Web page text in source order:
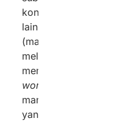
kontraktor
lain
(makelar),
melainkan
memiliki
workshop
mandiri
yang